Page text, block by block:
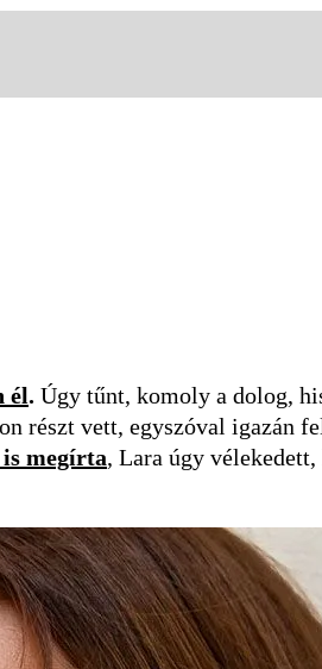
él. Úgy tűnt, komoly a dolog,
részt vett, egyszóval igazán
megírta, Lara úgy